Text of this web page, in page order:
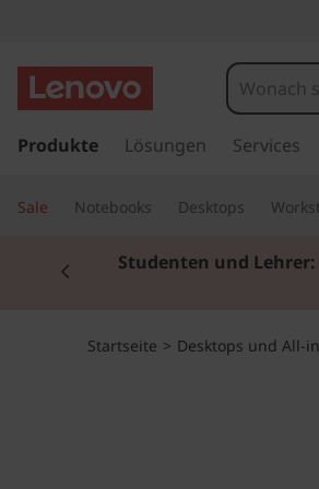
h
n
k
u
a
Produkte Lösungen Services
Sale Notebooks Desktops
Studenten und
Currently displaying item 2 of 3
Startseite > Desktops und All-